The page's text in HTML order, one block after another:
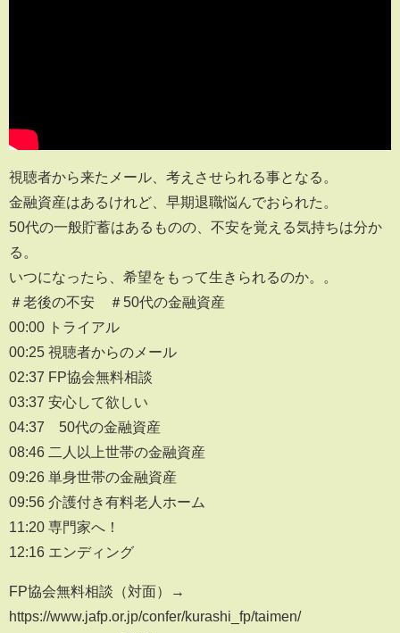
視聴者から来たメール、考えさせられる事となる。
金融資産はあるけれど、早期退職悩んでおられた。
50代の一般貯蓄はあるものの、不安を覚える気持ちは分か
る。
いつになったら、希望をもって生きられるのか。。
＃老後の不安 ＃50代の金融資産
00:00 トライアル
00:25 視聴者からのメール
02:37 FP協会無料相談
03:37 安心して欲しい
04:37 50代の金融資産
08:46 二人以上世帯の金融資産
09:26 単身世帯の金融資産
09:56 介護付き有料老人ホーム
11:20 専門家へ！
12:16 エンディング
FP協会無料相談（対面）→
https://www.jafp.or.jp/confer/kurashi_fp/taimen/